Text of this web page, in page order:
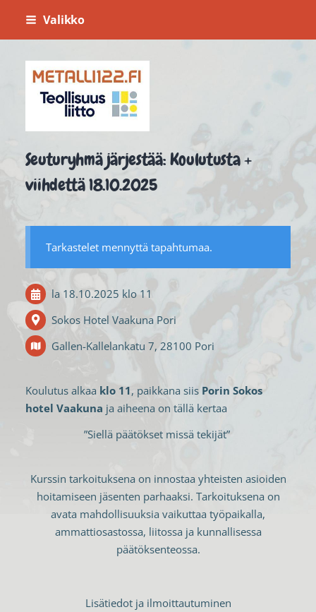
Siirry
Valikko
Metalli 122
Seuturyhmä järjestää: Koulutusta +
viihdettä 18.10.2025
Tarkastelet mennyttä tapahtumaa.
la 18.10.2025 klo 11
Sokos Hotel Vaakuna Pori
Gallen-Kallelankatu 7, 28100 Pori
Koulutus alkaa klo 11, paikkana siis Porin Sokos
hotel Vaakuna ja aiheena on tällä kertaa
”Siellä päätökset missä tekijät”
Kurssin tarkoituksena on innostaa yhteisten asioiden
hoitamiseen jäsenten parhaaksi. Tarkoituksena on
avata mahdollisuuksia vaikuttaa työpaikalla,
ammattiosastossa, liitossa ja kunnallisessa
päätöksenteossa.
Lisätiedot ja ilmoittautuminen